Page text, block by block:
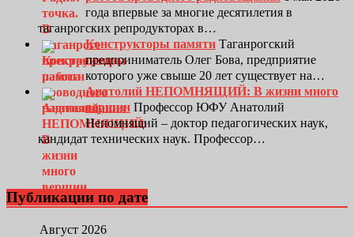
года впервые за многие десятилетия в
таганрогских репродукторах в…
Конструкторы памяти Таганрогский
предприниматель Олег Бова, предприятие
которого уже свыше 20 лет существует на…
Анатолий НЕПОМНЯЩИЙ: В жизни много
вершин Профессор ЮФУ Анатолий
Непомнящий – доктор педагогических наук,
кандидат технических наук. Профессор…
Публикации по дате
Август 2026